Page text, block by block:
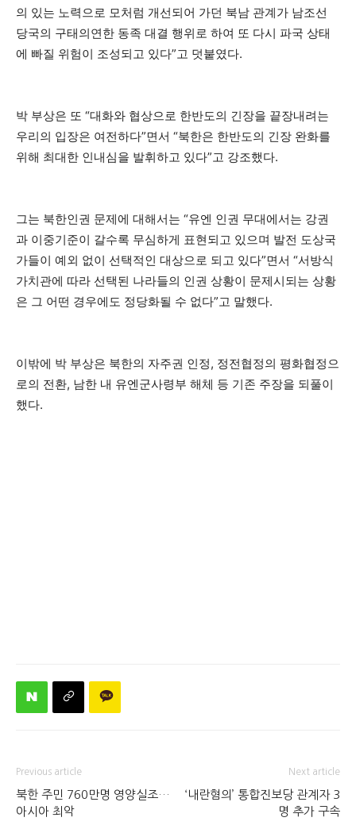
의 있는 노력으로 모처럼 개선되어 가던 북남 관계가 남조선
당국의 구태의연한 동족 대결 행위로 하여 또 다시 파국 상태
에 빠질 위험이 조성되고 있다”고 덧붙였다.
박 부상은 또 “대화와 협상으로 한반도의 긴장을 끝장내려는
우리의 입장은 여전하다”면서 “북한은 한반도의 긴장 완화를
위해 최대한 인내심을 발휘하고 있다”고 강조했다.
그는 북한인권 문제에 대해서는 “유엔 인권 무대에서는 강권
과 이중기준이 갈수록 무심하게 표현되고 있으며 발전 도상국
가들이 예외 없이 선택적인 대상으로 되고 있다”면서 “서방식
가치관에 따라 선택된 나라들의 인권 상황이 문제시되는 상황
은 그 어떤 경우에도 정당화될 수 없다”고 말했다.
이밖에 박 부상은 북한의 자주권 인정, 정전협정의 평화협정으
로의 전환, 남한 내 유엔군사령부 해체 등 기존 주장을 되풀이
했다.
Previous article
북한 주민 760만명 영양실조…
아시아 최악
Next article
‘내란혐의’ 통합진보당 관계자 3
명 추가 구속